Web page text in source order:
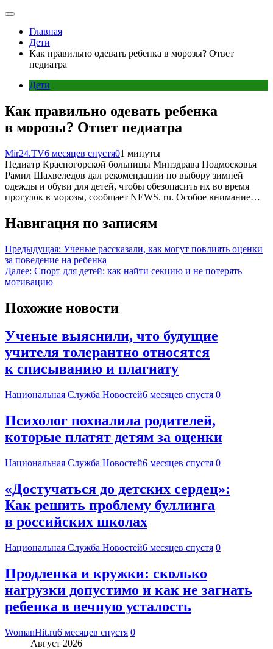
Главная
Дети
Как правильно одевать ребенка в морозы? Ответ
педиатра
Дети
Как правильно одевать ребенка
в морозы? Ответ педиатра
Mir24.TV6 месяцев спустя01 минуты
Педиатр Красногорской больницы Минздрава Подмосковья
Рамил Шахвеледов дал рекомендации по выбору зимней
одежды и обуви для детей, чтобы обезопасить их во время
прогулок в морозы, сообщает NEWS. ru. Особое внимание…
Навигация по записям
Предыдущая: Ученые рассказали, как могут повлиять оценки
за поведение на ребенка
Далее: Спорт для детей: как найти секцию и не потерять
мотивацию
Похожие новости
Ученые выяснили, что будущие
учителя толерантно относятся
к списыванию и плагиату
Национальная Служба Новостей6 месяцев спустя 0
Психолог похвалила родителей,
которые платят детям за оценки
Национальная Служба Новостей6 месяцев спустя 0
«Достучаться до детских сердец»:
Как решить проблему буллинга
в российских школах
Национальная Служба Новостей6 месяцев спустя 0
Продленка и кружки: сколько
нагрузки допустимо и как не загнать
ребенка в вечную усталость
WomanHit.ru6 месяцев спустя 0
Август 2026